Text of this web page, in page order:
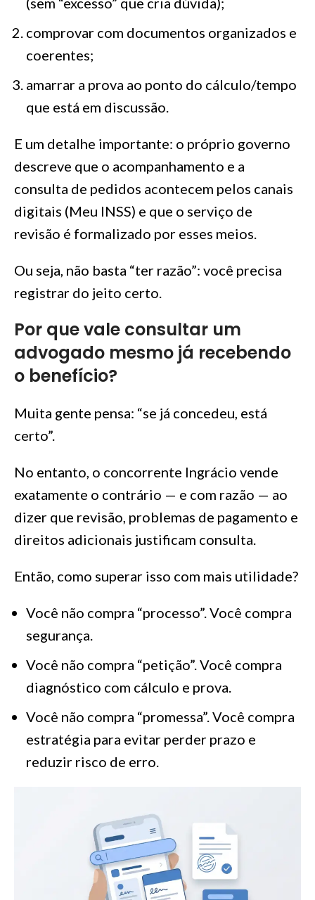
comprovar com documentos organizados e
coerentes;
amarrar a prova ao ponto do cálculo/tempo
que está em discussão.
E um detalhe importante: o próprio governo
descreve que o acompanhamento e a
consulta de pedidos acontecem pelos canais
digitais (Meu INSS) e que o serviço de
revisão é formalizado por esses meios.
Ou seja, não basta “ter razão”: você precisa
registrar do jeito certo.
Por que vale consultar um
advogado mesmo já recebendo
o benefício?
Muita gente pensa: “se já concedeu, está
certo”.
No entanto, o concorrente Ingrácio vende
exatamente o contrário — e com razão — ao
dizer que revisão, problemas de pagamento e
direitos adicionais justificam consulta.
Então, como superar isso com mais utilidade?
Você não compra “processo”. Você compra
segurança.
Você não compra “petição”. Você compra
diagnóstico com cálculo e prova.
Você não compra “promessa”. Você compra
estratégia para evitar perder prazo e
reduzir risco de erro.